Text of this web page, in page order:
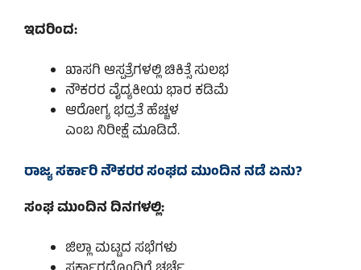
ಇದರಿಂದ:
ಖಾಸಗಿ ಆಸ್ಪತ್ರೆಗಳಲ್ಲಿ ಚಿಕಿತ್ಸೆ ಸುಲಭ
ನೌಕರರ ವೈದ್ಯಕೀಯ ಭಾರ ಕಡಿಮೆ
ಆರೋಗ್ಯ ಭದ್ರತೆ ಹೆಚ್ಚಳ
ಎಂಬ ನಿರೀಕ್ಷೆ ಮೂಡಿದೆ.
ರಾಜ್ಯ ಸರ್ಕಾರಿ ನೌಕರರ ಸಂಘದ ಮುಂದಿನ ನಡೆ ಏನು?
ಸಂಘ ಮುಂದಿನ ದಿನಗಳಲ್ಲಿ:
ಜಿಲ್ಲಾ ಮಟ್ಟದ ಸಭೆಗಳು